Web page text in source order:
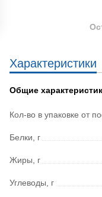
Характеристики
Общие
Кол-во в упаковке от
Белки, г
Жиры, г
Углеводы, г